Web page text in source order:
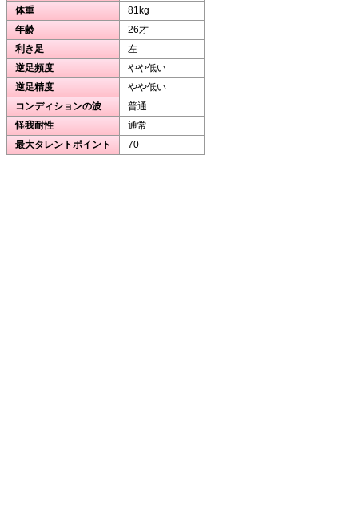
体重
81kg
年齢
26才
利き足
左
逆足頻度
やや低い
逆足精度
やや低い
コンディションの波
普通
怪我耐性
通常
最大タレントポイント
70